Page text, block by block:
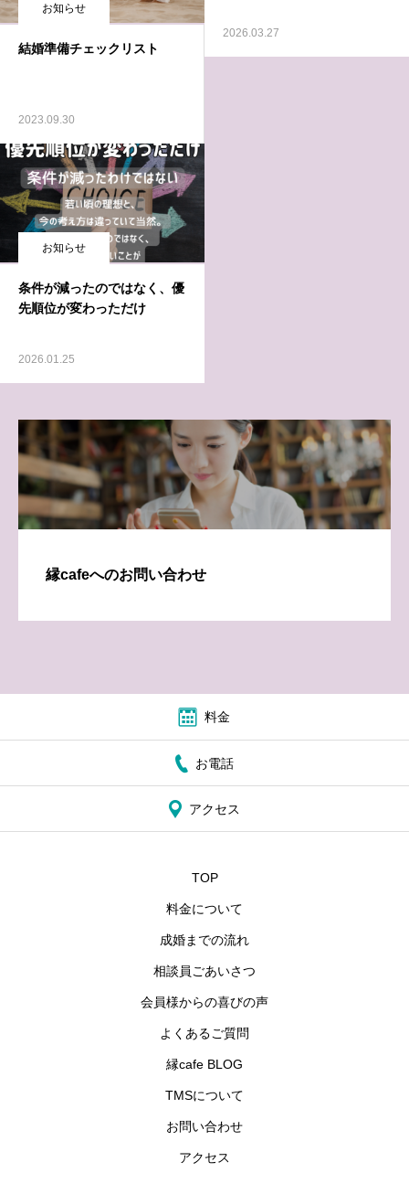
お知らせ
結婚準備チェックリスト
2023.09.30
2026.03.27
お知らせ
条件が減ったのではなく、優
先順位が変わっただけ
2026.01.25
縁cafeへのお問い合わせ
料金
お電話
アクセス
TOP
料金について
成婚までの流れ
相談員ごあいさつ
会員様からの喜びの声
よくあるご質問
縁cafe BLOG
TMSについて
お問い合わせ
アクセス